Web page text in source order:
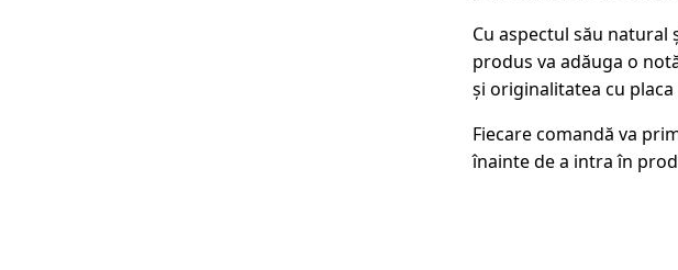
Cu aspectul său natural
produs va adăuga o
și originalitatea cu
Fiecare comandă va
înainte de a intra în